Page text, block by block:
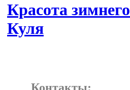
Красота
Куля
Контакты: